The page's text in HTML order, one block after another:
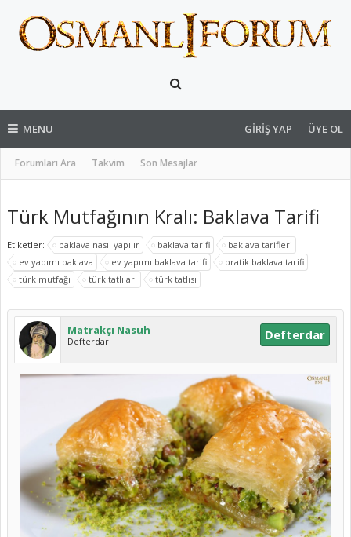
MENU
Forumları Ara Takvim Son Mesajlar
GIRIŞ YAP ÜYE OL
Türk Mutfağının Kralı: Baklava Tarifi
Etiketler: baklava nasıl yapılır baklava tarifi
baklava tarifleri
ev yapımı baklava
ev yapımı baklava tarifi
pratik baklava tarifi
türk mutfağı
türk tatlıları türk tatlısı
Matrakçı Nasuh
Defterdar Defterdar